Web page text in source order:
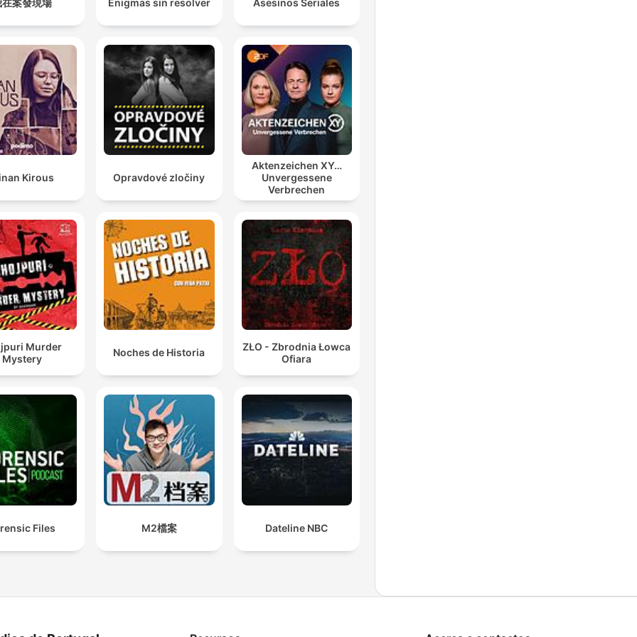
Kirous Opravdové zločiny
Aktenzeichen XY…
Unvergessene
Verbrechen
Murder
Mystery
Noches de Historia
ZŁO - Zbrodnia Łowca
Ofiara
Files M2檔案 Dateline NBC